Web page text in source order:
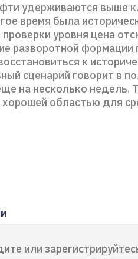
удерживаются выше
время была
проверки уровня цена
разворотной формации
к
сценарий говорит в
на несколько недель.
областью для
или